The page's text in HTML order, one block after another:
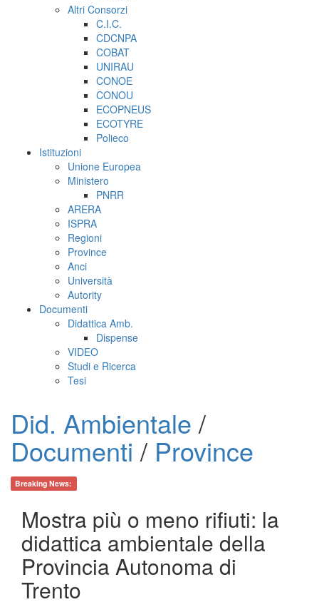
Altri Consorzi
C.I.C.
CDCNPA
COBAT
UNIRAU
CONOE
CONOU
ECOPNEUS
ECOTYRE
Polieco
Istituzioni
Unione Europea
Ministero
PNRR
ARERA
ISPRA
Regioni
Province
Anci
Università
Autority
Documenti
Didattica Amb.
Dispense
VIDEO
Studi e Ricerca
Tesi
Did. Ambientale /
Documenti / Province
Breaking News:
Mostra più o meno rifiuti: la
didattica ambientale della
Provincia Autonoma di
Trento